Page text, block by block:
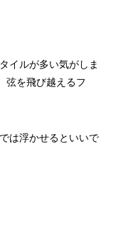
イルが多い気がしま
弦を飛び越えるフ
は浮かせるといいで